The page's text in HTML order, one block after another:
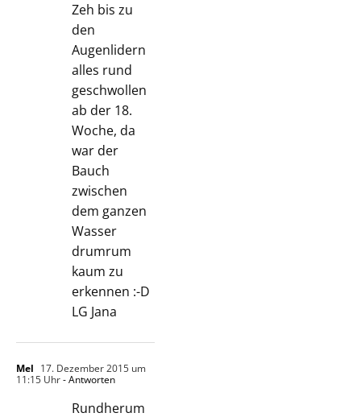
Zeh bis zu
den
Augenlidern
alles rund
geschwollen
ab der 18.
Woche, da
war der
Bauch
zwischen
dem ganzen
Wasser
drumrum
kaum zu
erkennen :-D
LG Jana
Mel 17. Dezember 2015 um
11:15 Uhr- Antworten
Rundherum